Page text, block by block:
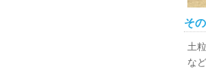
そ
土
な